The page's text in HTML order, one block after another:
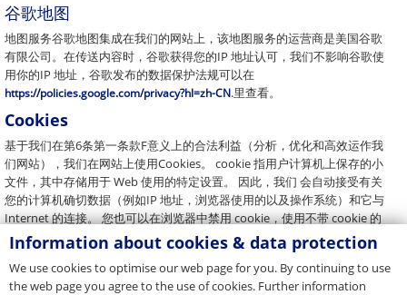
谷歌地图
地图服务谷歌地图集成在我们的网站上，该地图服务的运营商是美国谷歌
有限公司。在传送内容时，谷歌获得您的IP 地址认可，我们不影响谷歌使
用你的IP 地址，谷歌发布的数据保护法规可以在
https://policies.google.com/privacy?hl=zh-CN.里查看。
Cookies
基于我们在第6条第一条款F意义上的合法利益（分析，优化和高效运作我
们网站），我们在网站上使用Cookies。 cookie 指用户计算机上保存的小
文件，其中存储用于 Web 使用的特定设置。 因此，我们 会自动接受有关
您的计算机确切数据（例如IP 地址，浏览器使用的以及操作系统）和它与
Internet 的连接。 您也可以在浏览器中禁用 cookie，使用不带 cookie 的
网页。但禁用 cookie 可能限制网页的舒适度和功能范围。要了解如何停
用浏览器中的 cookie，请使用帮助功能。
Google Analytics
Information about cookies & data protection
We use cookies to optimise our web page for you. By continuing to use
the web page you agree to the use of cookies. Further information